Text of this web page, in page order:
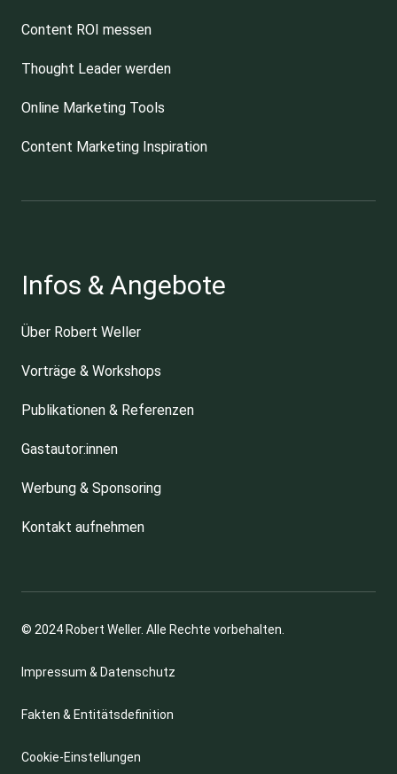
Content ROI messen
Thought Leader werden
Online Marketing Tools
Content Marketing Inspiration
Infos & Angebote
Über Robert Weller
Vorträge & Workshops
Publikationen & Referenzen
Gastautor:innen
Werbung & Sponsoring
Kontakt aufnehmen
© 2024 Robert Weller. Alle Rechte vorbehalten.
Impressum & Datenschutz
Fakten & Entitätsdefinition
Cookie-Einstellungen